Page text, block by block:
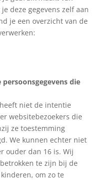
deze gegevens zelf aan
je een overzicht van de
die
niet de intentie
websitebezoekers die
ze toestemming
We kunnen echter niet
ouder dan 16 is. Wij
te zijn bij de
om zo te